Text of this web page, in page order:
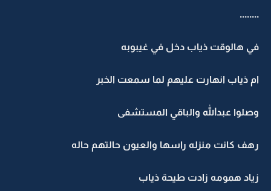
........
في هالوقت ذياب دخل في غيبوبه
ام ذياب انهارت عليهم لما سمعت الخبر
وصلوا عبدالله والباقي المستشفى
رهف كانت منزله راسها والعيون حالتهم حاله
زياد همومه زادت طيحة ذياب